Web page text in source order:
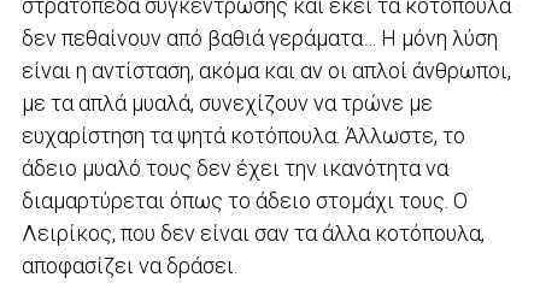
στρατόπεδα συγκέντρωσης και εκεί τα κοτόπουλα
δεν πεθαίνουν από βαθιά γεράματα… Η μόνη λύση
είναι η αντίσταση, ακόμα και αν οι απλοί άνθρωποι,
με τα απλά μυαλά, συνεχίζουν να τρώνε με
ευχαρίστηση τα ψητά κοτόπουλα. Άλλωστε, το
άδειο μυαλό τους δεν έχει την ικανότητα να
διαμαρτύρεται όπως το άδειο στομάχι τους. Ο
Λειρίκος, που δεν είναι σαν τα άλλα κοτόπουλα,
αποφασίζει να δράσει.